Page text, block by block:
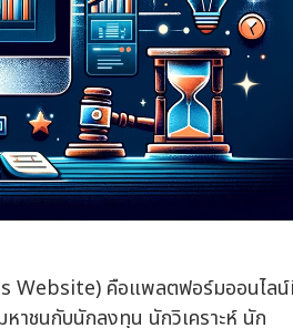
Website) คือแพลตฟอร์มออนไล
าชนกับนักลงทุน นักวิเคราะห์ นัก